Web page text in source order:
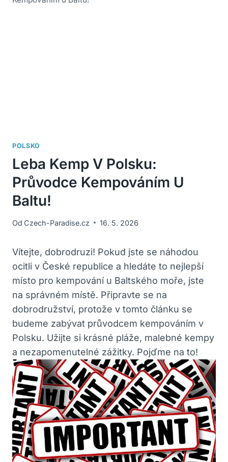
POLSKO
Leba Kemp V Polsku:
Průvodce Kempováním U
Baltu!
Od Czech-Paradise.cz 16. 5. 2026
Vítejte, dobrodruzi! Pokud jste se náhodou
ocitli v České republice a hledáte to nejlepší
místo pro kempování u Baltského moře, jste
na správném místě. Připravte se na
dobrodružství, protože v tomto článku se
budeme zabývat průvodcem kempováním v
Polsku. Užijte si krásné pláže, malebné kempy
a nezapomenutelné zážitky. Pojďme na to!